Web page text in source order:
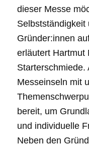
dieser Messe
Selbstständigkeit
Gründer:innen
erläutert Hartmut
Starterschmiede.
Messeinseln mit
bereit, um
und individuelle
Neben den